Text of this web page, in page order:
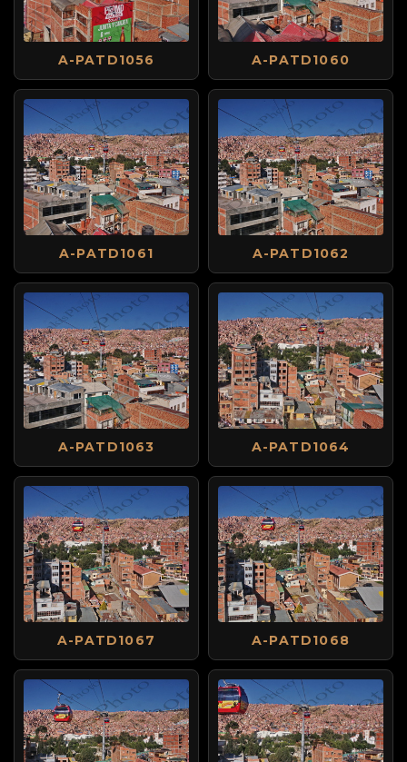
A-PATD1056 A-PATD1060
A-PATD1061 A-PATD1062
A-PATD1063 A-PATD1064
A-PATD1067 A-PATD1068